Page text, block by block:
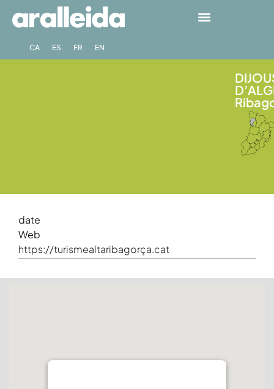
CA ES FR EN
date
Web
https://turismealtaribagorça.cat